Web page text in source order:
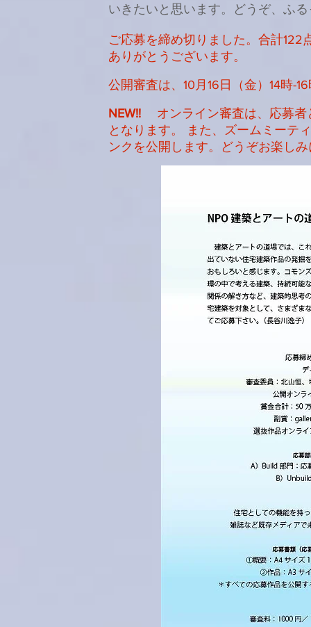
いきたいと思います。どうぞ、ふ
ご応募を締め切りました。合計122
ありがとうございます。
公開審査は、10月16日（金）14時-
NEW!! オンライン審査は、応募
となります。
また、ズームミーテ
ンクを公開します。どうぞお楽し